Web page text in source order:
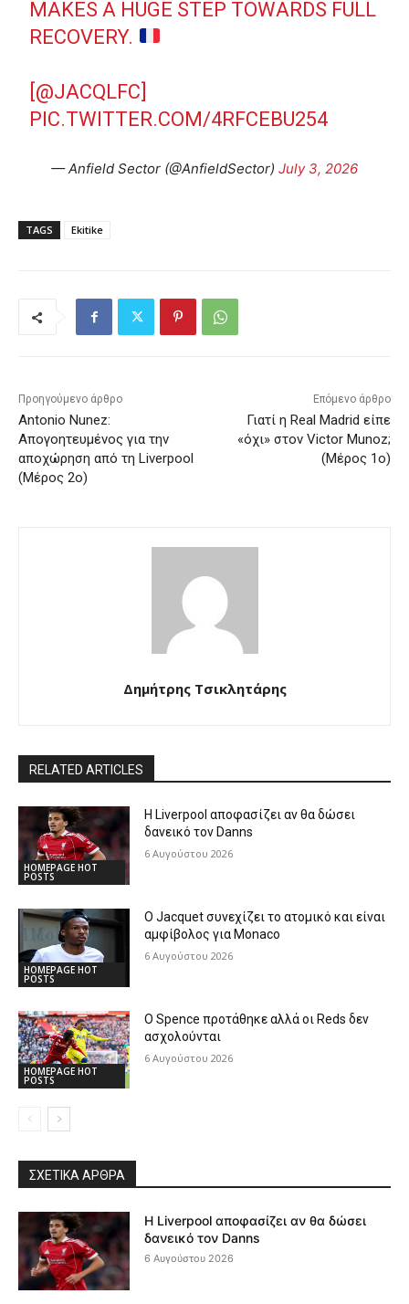
MAKES A HUGE STEP TOWARDS FULL
RECOVERY.
@JACQLFC
PIC.TWITTER.COM/4RFCEBU254
— Anfield Sector (@AnfieldSector) July 3, 2026
TAGS Ekitike
Προηγούμενο άρθρο
Antonio Nunez:
Απογοητευμένος για την
αποχώρηση από τη Liverpool
(Μέρος 2ο)
Επόμενο άρθρο
Γιατί η Real Madrid είπε
«όχι» στον Victor Munoz;
(Μέρος 1ο)
Δημήτρης Τσικλητάρης
RELATED ARTICLES
HOMEPAGE HOT
POSTS
Η Liverpool αποφασίζει αν θα δώσει
δανεικό τον Danns
6 Αυγούστου 2026
HOMEPAGE HOT
POSTS
Ο Jacquet συνεχίζει το ατομικό και είναι
αμφίβολος για Monaco
6 Αυγούστου 2026
HOMEPAGE HOT
POSTS
Ο Spence προτάθηκε αλλά οι Reds δεν
ασχολούνται
6 Αυγούστου 2026
ΣΧΕΤΙΚΆ ΆΡΘΡΑ
Η Liverpool αποφασίζει αν θα δώσει
δανεικό τον Danns
6 Αυγούστου 2026